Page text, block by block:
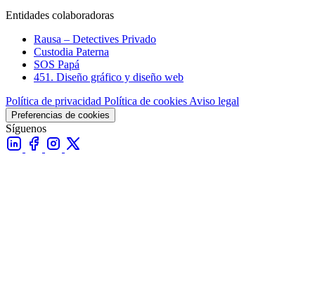
Entidades colaboradoras
Rausa – Detectives Privado
Custodia Paterna
SOS Papá
451. Diseño gráfico y diseño web
Política de privacidad Política de cookies Aviso legal
Preferencias de cookies
Síguenos